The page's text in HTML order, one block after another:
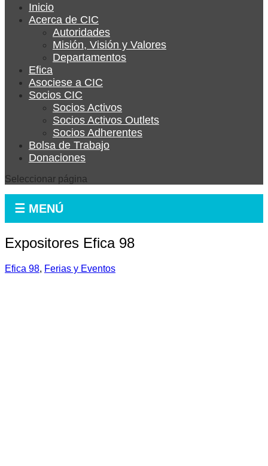
Inicio
Acerca de CIC
Autoridades
Misión, Visión y Valores
Departamentos
Efica
Asociese a CIC
Socios CIC
Socios Activos
Socios Activos Outlets
Socios Adherentes
Bolsa de Trabajo
Donaciones
Seleccionar página
☰ MENÚ
Expositores Efica 98
Efica 98, Ferias y Eventos